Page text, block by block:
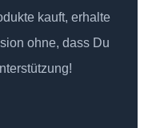
kauft, erhalte
ohne, dass Du